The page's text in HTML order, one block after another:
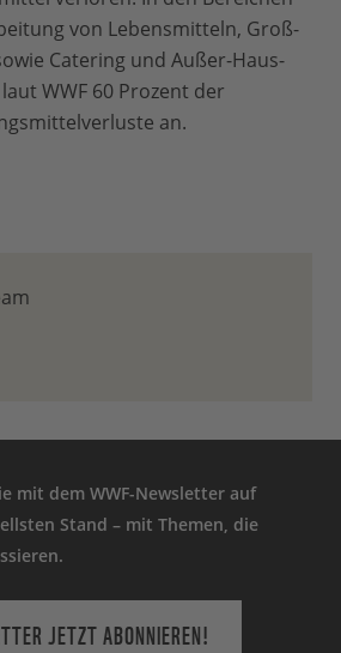
von Lebensmitteln, Groß-
Catering und Außer-Haus-
WWF 60 Prozent der
an.
mit dem WWF-Newsletter auf
Stand – mit Themen, die
JETZT ABONNIEREN!